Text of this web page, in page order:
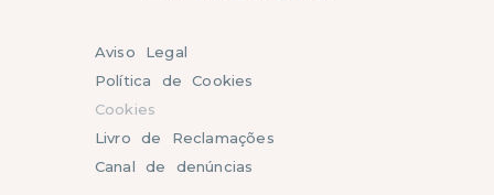
Aviso Legal
Política de Cookies
Cookies
Livro de Reclamações
Canal de denúncias